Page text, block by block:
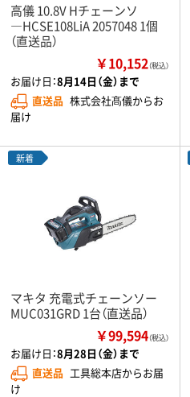
高儀 10.8V Hチェーンソ
―HCSE108LiA 2057048 1個
（直送品）
￥10,152（税込）
お届け日：8月14日（金）まで
直送品 株式会社髙儀からお
届け
新着
マキタ 充電式チェーンソー
MUC031GRD 1台（直送品）
￥99,594（税込）
お届け日：8月28日（金）まで
直送品 工具総本店からお届
け